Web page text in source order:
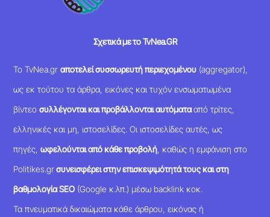
Σχετικά με το TvNea.GR
Το TvNea.grαποτελεί συσσωρευτή περιεχομένου (aggregator),
ως εκ τούτου τα άρθρα, εικόνες και τυχόν ενσωματωμένα
βίντεοσυλλέγονται και προβάλλονται αυτόματααπό τρίτες,
ελληνικές και μη, ιστοσελίδες. Οι ιστοσελίδες αυτές, ως
πηγές,ωφελούνται από κάθε προβολή , καθώς η εμφάνιση στο
Politikes.grσυνεισφέρει στην επισκεψιμότητά τους και στη
βαθμολογία SEO (Google κ.λπ.) μέσω backlink κοκ.
Τα πνευματικά δικαιώματα κάθε άρθρου, εικόνας ή